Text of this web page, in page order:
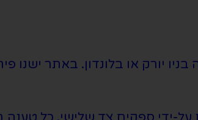
יורק או בלונדון. באתר ישנו